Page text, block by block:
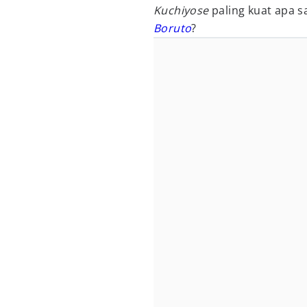
Kuchiyosepaling kuat apa
Boruto?